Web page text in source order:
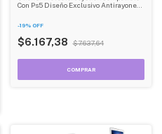
Con Ps5 Diseño Exclusivo Antirayones
-19% OFF
$6.167,38 $7.637,64